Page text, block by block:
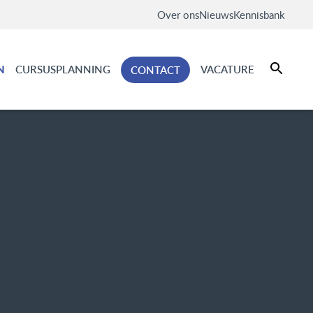
Over onsNieuwsKennisbank
CURSUSPLANNING CONTACT VACATURE